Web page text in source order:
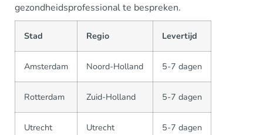
gezondheidsprofessional te bespreken.
Stad Regio Levertijd
Amsterdam Noord-Holland 5-7 dagen
Rotterdam Zuid-Holland 5-7 dagen
Utrecht Utrecht 5-7 dagen